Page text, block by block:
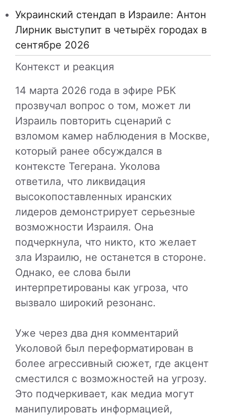
Украинский стендап в Израиле: Антон
Лирник выступит в четырёх городах в
сентябре 2026
Контекст и реакция
14 марта 2026 года в эфире РБК
прозвучал вопрос о том, может ли
Израиль повторить сценарий с
взломом камер наблюдения в Москве,
который ранее обсуждался в
контексте Тегерана. Уколова
ответила, что ликвидация
высокопоставленных иранских
лидеров демонстрирует серьезные
возможности Израиля. Она
подчеркнула, что никто, кто желает
зла Израилю, не останется в стороне.
Однако, ее слова были
интерпретированы как угроза, что
вызвало широкий резонанс.
Уже через два дня комментарий
Уколовой был переформатирован в
более агрессивный сюжет, где акцент
сместился с возможностей на угрозу.
Это подчеркивает, как медиа могут
манипулировать информацией,